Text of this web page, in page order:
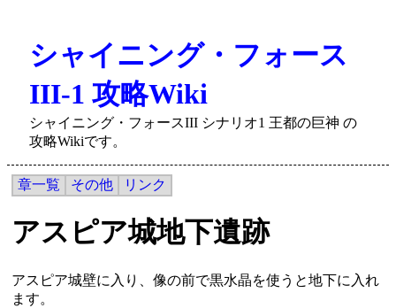
シャイニング・フォース
III-1 攻略Wiki
シャイニング・フォースIII シナリオ1 王都の巨神 の
攻略Wikiです。
章一覧 その他 リンク
アスピア城地下遺跡
アスピア城壁に入り、像の前で黒水晶を使うと地下に入れ
ます。